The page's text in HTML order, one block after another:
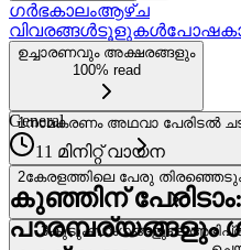
ഗർഭകാലംആഴ്ച
വിവരങ്ങൾടൂളുകൾ
ഉച്ചാരണവും അക്ഷരങ്ങളും
100% read
1നാമകരണം അഥവാ പേരിടൽ
2കേരളത്തിലെ പേരു
3കുടുംബാംഗങ്ങളുടെ
General
11 മിനിറ്റ് വായന
കുഞ്ഞിന്
പാരമ്പര്യങ്ങളും